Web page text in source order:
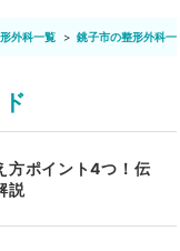
外科一覧 銚子市の整形外科一
方ポイント4つ！伝
説